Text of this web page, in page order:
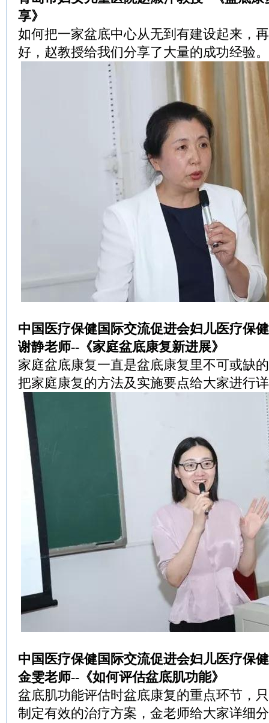
享》
如何把一家盆底中心从无到有建设起来，
好，赵教授给我们分享了大量的成功经验。
中国医疗保健国际交流促进会妇儿医疗保
谢静老师--《家庭盆底康复新进展》
家庭盆底康复一直是盆底康复里不可或缺
把家庭康复的方法及实施要点给大家进行
中国医疗保健国际交流促进会妇儿医疗保
金雯老师--《如何评估盆底肌功能》
盆底肌功能评估时盆底康复的重点环节，
制定有效的治疗方案，金老师给大家详细